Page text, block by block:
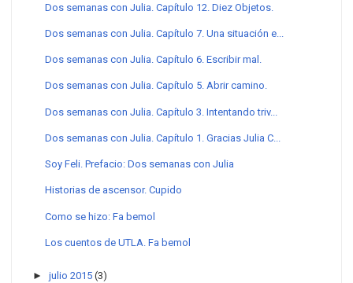
Dos semanas con Julia. Capítulo 12. Diez Objetos.
Dos semanas con Julia. Capítulo 7. Una situación e...
Dos semanas con Julia. Capítulo 6. Escribir mal.
Dos semanas con Julia. Capítulo 5. Abrir camino.
Dos semanas con Julia. Capítulo 3. Intentando triv...
Dos semanas con Julia. Capítulo 1. Gracias Julia C...
Soy Feli. Prefacio: Dos semanas con Julia
Historias de ascensor. Cupido
Como se hizo: Fa bemol
Los cuentos de UTLA. Fa bemol
► julio 2015 (3)